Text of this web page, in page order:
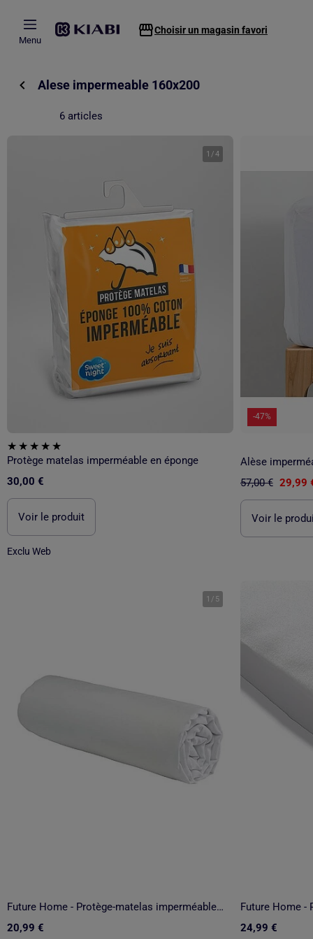
Menu
Choisir un magasin favori
Alese impermeable 160x200
6 articles
1 /4
Protège matelas imperméable en éponge
30,00 €
Voir le produit
Exclu Web
-47%
57,00 € 29,99
Voir le
1 / 5
Future Home - Protège-matelas imperméable polyester bonnets 27 cm
20,99 €
24,99 €